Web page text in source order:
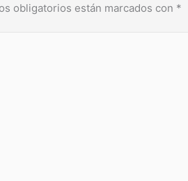
obligatorios están marcados con *